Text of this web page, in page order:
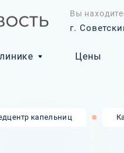
Вы
г.
Цены
капельниц